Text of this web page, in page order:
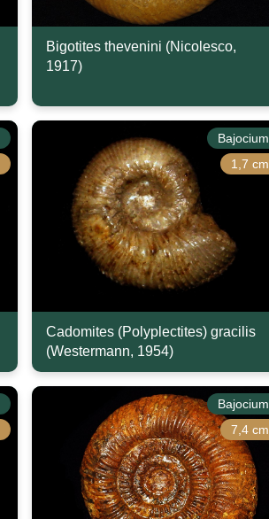
Bigotites thevenini (Nicolesco,
1917)
Bajocium
1,7 cm
Cadomites (Polyplectites) gracilis
(Westermann, 1954)
Bajocium
7,4 cm